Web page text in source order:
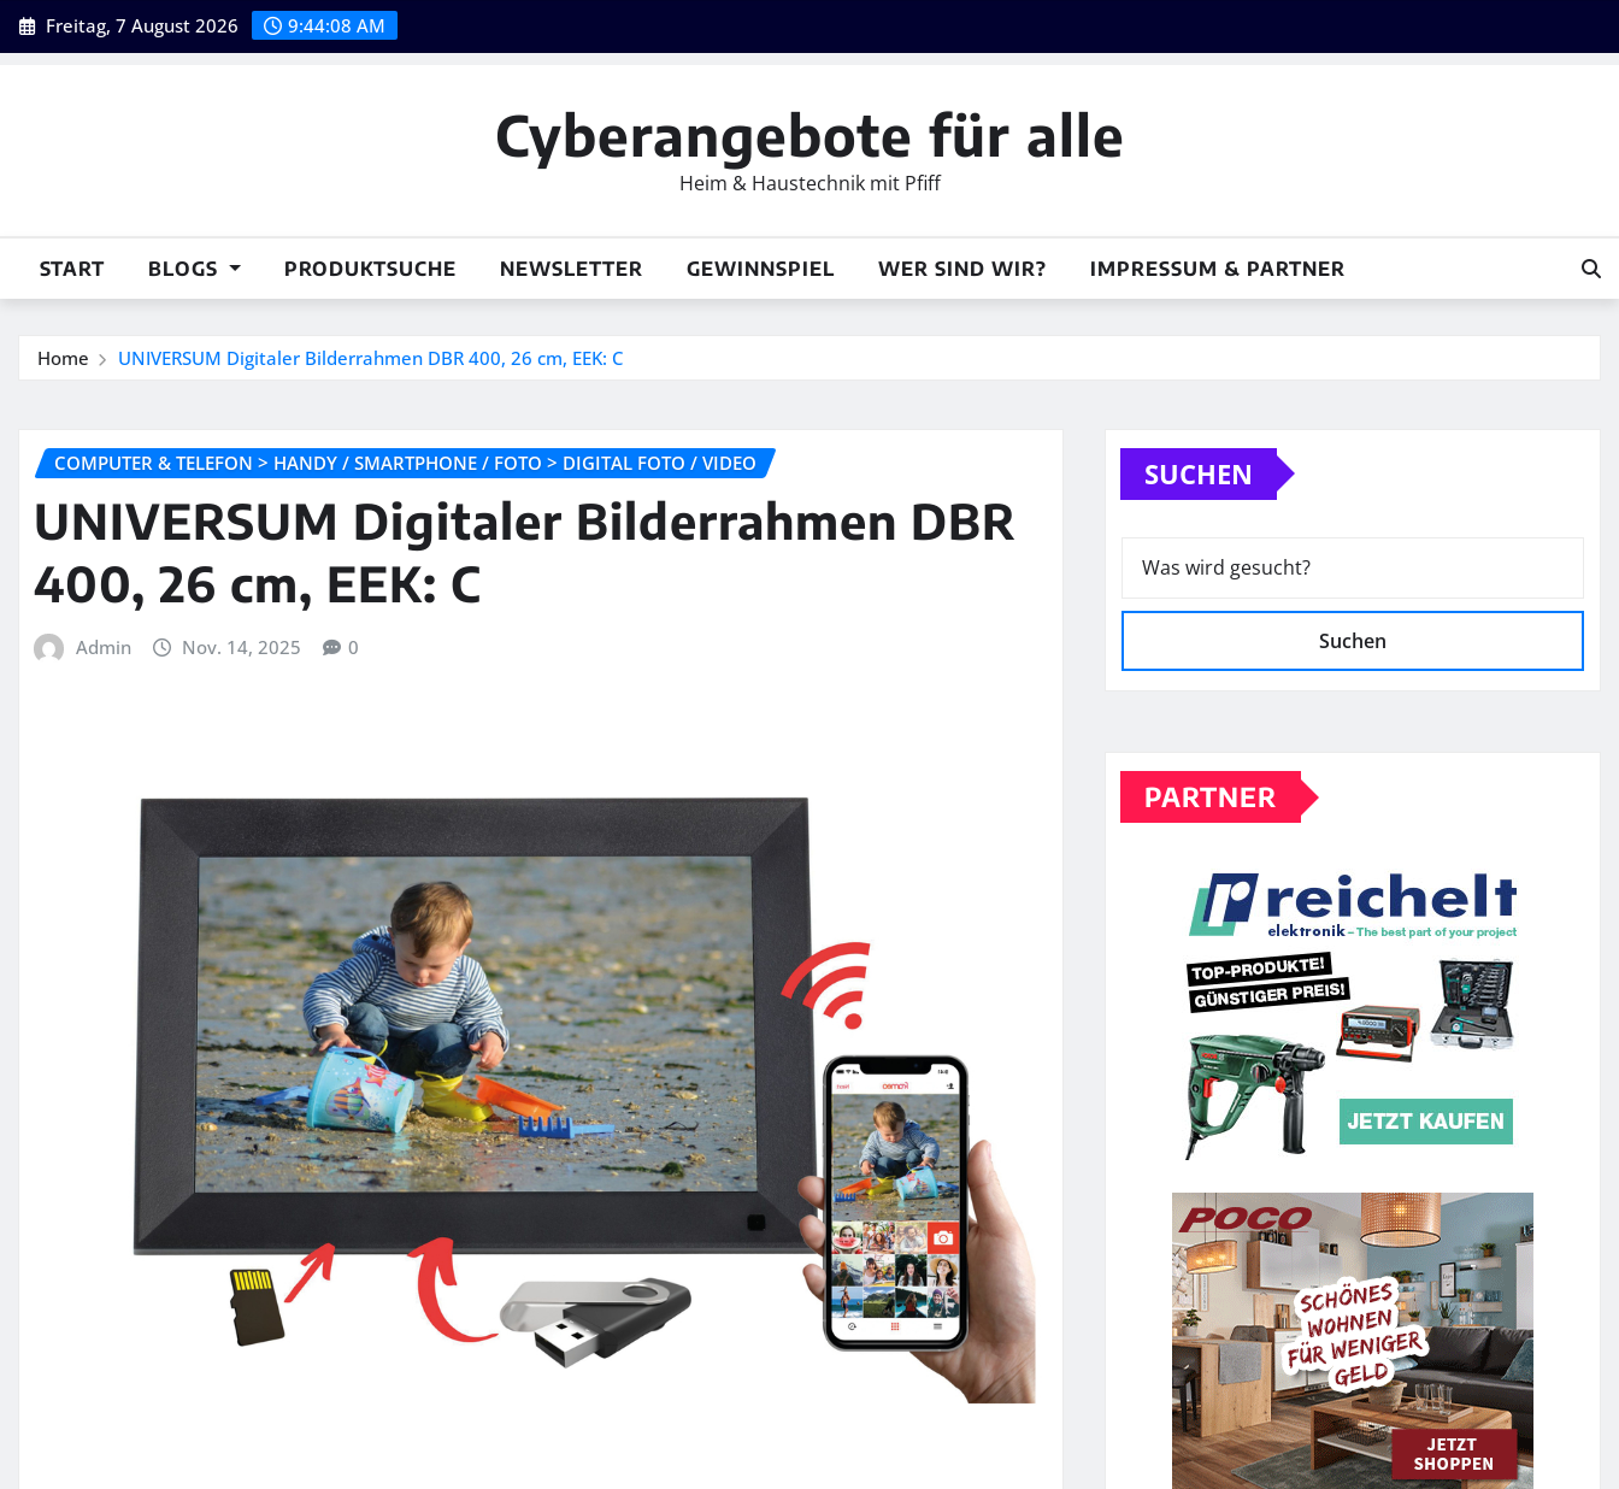
Skip
to
Freitag, 7 August 2026 9:44:10 AM
Cyberangebote für alle
Heim & Haustechnik mit Pfiff
START BLOGS PRODUKTSUCHE NEWSLETTER GEWINNSPIEL WER SIND WIR? IMPRESSUM & PARTNER
Home UNIVERSUM Digitaler Bilderrahmen DBR 400, 26 cm, EEK: C
COMPUTER & TELEFON > HANDY / SMARTPHONE / FOTO > DIGITAL FOTO / VIDEO
UNIVERSUM Digitaler Bilderrahmen DBR
400, 26 cm, EEK: C
Admin Nov. 14, 2025 0
SUCHEN
Suchen
PARTNER